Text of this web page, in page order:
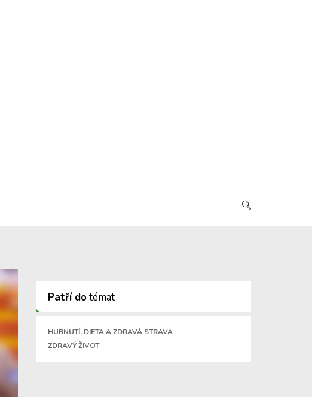
Patří dotémat
HUBNUTÍ, DIETA A ZDRAVÁ STRAVA
ZDRAVÝ ŽIVOT